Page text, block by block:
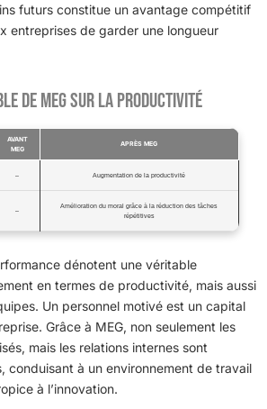
futurs constitue un avantage compétitif
entreprises de garder une longueur
de MEG sur la Productivité
AVANT
MEG
APRÈS MEG
– Augmentation de la productivité
–
Amélioration du moral grâce à la réduction des tâches
répétitives
dénotent une véritable
en termes de productivité, mais aussi
Un personnel motivé est un capital
Grâce à MEG, non seulement les
mais les relations internes sont
conduisant à un environnement de travail
à l’innovation.